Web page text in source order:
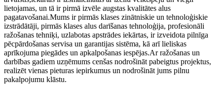
lietojamas, un tā ir pirmā izvēle augstas kvalitātes alus
pagatavošanai.Mums ir pirmās klases zinātniskie un tehnoloģiskie
izstrādātāji, pirmās klases alus darīšanas tehnoloģija, profesionāli
ražošanas tehniķi, uzlabotas apstrādes iekārtas, ir izveidota pilnīga
pēcpārdošanas servisa un garantijas sistēma, kā arī lieliskas
aprīkojuma piegādes un apkalpošanas iespējas.Ar ražošanas un
darbības gadiem uzņēmums cenšas nodrošināt pabeigtus projektus,
realizēt vienas pieturas iepirkumus un nodrošināt jums pilnu
pakalpojumu klāstu.